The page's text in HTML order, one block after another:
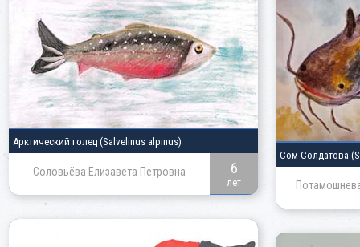
Сом Солдатова
Арктический голец (Salvelinus alpinus)
Соловьёва Елизавета Петровна 6
лет